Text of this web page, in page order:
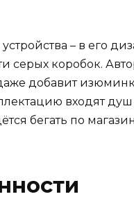
– в его
серых коробок.
добавит
входят
бегать по